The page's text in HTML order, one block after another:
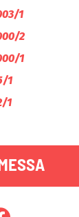
1
2
1
1
1